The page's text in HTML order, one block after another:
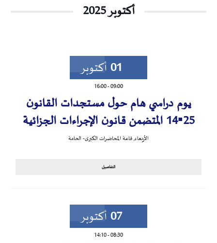
أكتوبر 2025
01 أكتوبر
09:00
-
16:00
يوم دراسي هام حول مستجدات القانون
25▪︎14 المتضمن قانون الإجراءات الجزائية
الأربعاء,قاعة المحاضرات الكبرى- الحامة
التفاصيل
07 أكتوبر
08:30
-
14:10